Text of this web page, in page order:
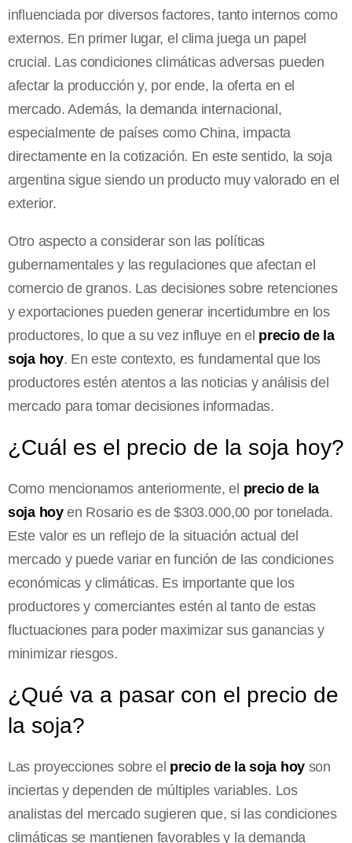
influenciada por diversos factores, tanto internos como
externos. En primer lugar, el clima juega un papel
crucial. Las condiciones climáticas adversas pueden
afectar la producción y, por ende, la oferta en el
mercado. Además, la demanda internacional,
especialmente de países como China, impacta
directamente en la cotización. En este sentido, la soja
argentina sigue siendo un producto muy valorado en el
exterior.
Otro aspecto a considerar son las políticas
gubernamentales y las regulaciones que afectan el
comercio de granos. Las decisiones sobre retenciones
y exportaciones pueden generar incertidumbre en los
productores, lo que a su vez influye en el precio de la
soja hoy. En este contexto, es fundamental que los
productores estén atentos a las noticias y análisis del
mercado para tomar decisiones informadas.
¿Cuál es el precio de la soja hoy?
Como mencionamos anteriormente, el precio de la
soja hoyen Rosario es de $303.000,00 por tonelada.
Este valor es un reflejo de la situación actual del
mercado y puede variar en función de las condiciones
económicas y climáticas. Es importante que los
productores y comerciantes estén al tanto de estas
fluctuaciones para poder maximizar sus ganancias y
minimizar riesgos.
¿Qué va a pasar con el precio de
la soja?
Las proyecciones sobre el precio de la soja hoyson
inciertas y dependen de múltiples variables. Los
analistas del mercado sugieren que, si las condiciones
climáticas se mantienen favorables y la demanda